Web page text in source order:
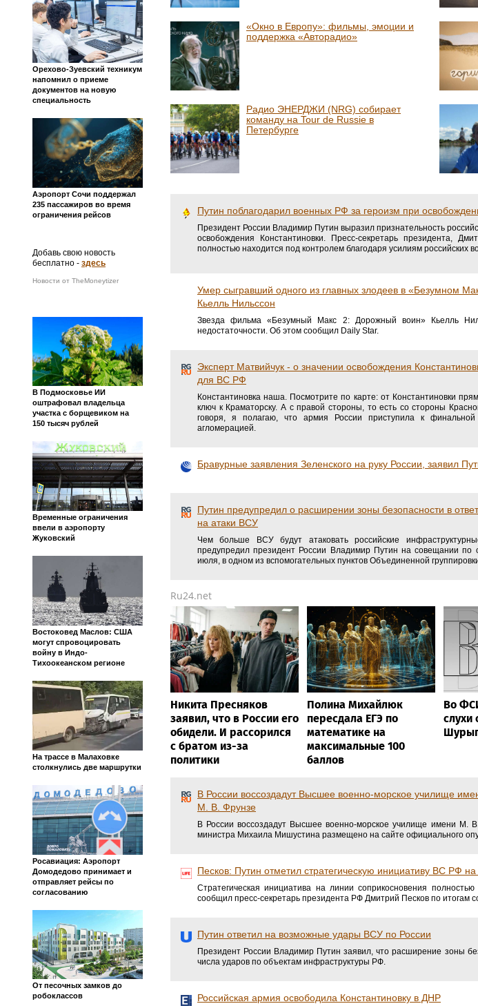
Орехово-Зуевский техникум
напомнил о приеме
документов на новую
специальность
Аэропорт Сочи поддержал
235 пассажиров во время
ограничения рейсов
Добавь свою новость
бесплатно - здесь
Новости от TheMoneytizer
В Подмосковье ИИ
оштрафовал владельца
участка с борщевиком на
150 тысяч рублей
Временные ограничения
ввели в аэропорту
Жуковский
Востоковед Маслов: США
могут спровоцировать
войну в Индо-
Тихоокеанском регионе
На трассе в Малаховке
столкнулись две маршрутки
Росавиация: Аэропорт
Домодедово принимает и
отправляет рейсы по
согласованию
От песочных замков до
робоклассов
«Окно в Европу»: фильмы, эмоции и
поддержка «Авторадио»
Радио ЭНЕРДЖИ (NRG) собирает
команду на Tour de Russie в
Петербурге
Путин поблагодарил военных РФ за героизм при
Президент России Владимир Путин выразил признательность
освобождения Константиновки. Пресс-секретарь президента,
полностью находится под контролем благодаря усилиям российских
Умер сыгравший одного из главных злодеев в «Безумном
Кьелль Нильссон
Звезда фильма «Безумный Макс 2: Дорожный воин» Кьелль
недостаточности. Об этом сообщил Daily Star.
Эксперт Матвийчук - о значении освобождения
для ВС РФ
Константиновка наша. Посмотрите по карте: от Константиновки
ключ к Краматорску. А с правой стороны, то есть со стороны
говоря, я полагаю, что армия России приступила к финальной
агломерацией.
Бравурные заявления Зеленского на руку России, заявил
Путин предупредил о расширении зоны безопасности в ответ
на атаки ВСУ
Чем больше ВСУ будут атаковать российские
предупредил президент России Владимир Путин на совещании по
июля, в одном из вспомогательных пунктов Объединенной
Ru24.net
Никита Пресняков
заявил, что в России его
обидели. И рассорился
с братом из-за
политики
Полина Михайлюк
пересдала ЕГЭ по
математике на
максимальные 100
баллов
Во
слухи
В России воссоздадут Высшее военно-морское училище
М. В. Фрунзе
В России воссоздадут Высшее военно-морское училище имени М.
министра Михаила Мишустина размещено на сайте официального
Песков: Путин отметил стратегическую инициативу ВС РФ
Стратегическая инициатива на линии соприкосновения
сообщил пресс-секретарь президента РФ Дмитрий Песков по итогам
Путин ответил на возможные удары ВСУ по России
Президент России Владимир Путин заявил, что расширение зоны
числа ударов по объектам инфраструктуры РФ.
Российская армия освободила Константиновку в ДНР